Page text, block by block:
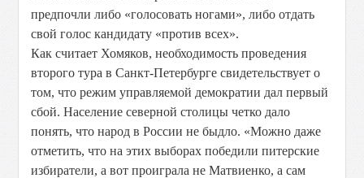
предпочли либо «голосовать ногами», либо отдать
свой голос кандидату «против всех».
Как считает Хомяков, необходимость проведения
второго тура в Санкт-Петербурге свидетельствует о
том, что режим управляемой демократии дал первый
сбой. Население северной столицы четко дало
понять, что народ в России не быдло. «Можно даже
отметить, что на этих выборах победили питерские
избиратели, а вот проиграла не Матвиенко, а сам